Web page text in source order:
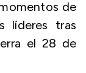
de
líderes tras
el 28 de